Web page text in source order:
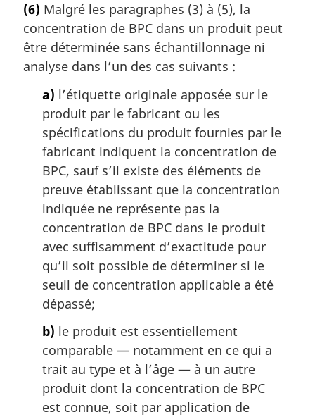
t
e
m
a
(6) Malgré les paragraphes (3) à (5), la
concentration de BPC dans un produit peut
être déterminée sans échantillonnage ni
analyse dans l’un des cas suivants :
a) l’étiquette originale apposée sur le
produit par le fabricant ou les
spécifications du produit fournies par le
fabricant indiquent la concentration de
BPC, sauf s’il existe des éléments de
preuve établissant que la concentration
indiquée ne représente pas la
concentration de BPC dans le produit
avec suffisamment d’exactitude pour
qu’il soit possible de déterminer si le
seuil de concentration applicable a été
dépassé;
b) le produit est essentiellement
comparable — notamment en ce qui a
trait au type et à l’âge — à un autre
produit dont la concentration de BPC
est connue, soit par application de